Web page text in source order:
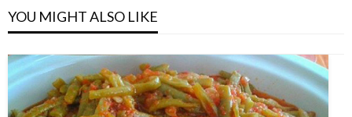
YOU MIGHT ALSO LIKE